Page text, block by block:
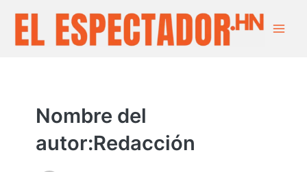
contenido
Nombre del
autor:Redacción